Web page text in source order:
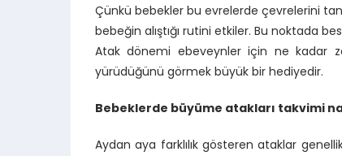
Çünkü bebekler bu evrelerde çevrelerini
bebeğin alıştığı rutini etkiler. Bu noktada
Atak dönemi ebeveynler için ne kadar
yürüdüğünü görmek büyük bir hediyedir.
Bebeklerde büyüme atakları takvimi
Aydan aya farklılık gösteren ataklar